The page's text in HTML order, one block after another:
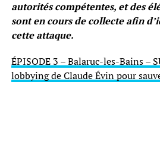
autorités compétentes, et des
sont en cours de collecte afin
cette attaque.
ÉPISODE 3 – Balaruc-les-Bains –
lobbying de Claude Évin pour